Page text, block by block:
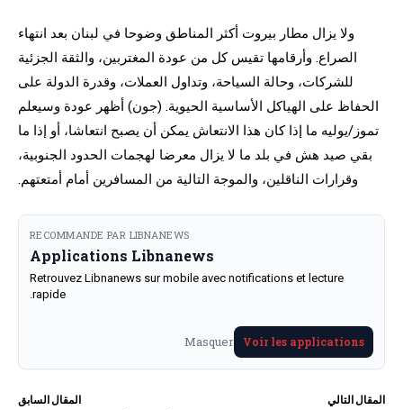
ولا يزال مطار بيروت أكثر المناطق وضوحا في لبنان بعد انتهاء
الصراع. وأرقامها تقيس كل من عودة المغتربين، والثقة الجزئية
للشركات، وحالة السياحة، وتداول العملات، وقدرة الدولة على
الحفاظ على الهياكل الأساسية الحيوية. (جون) أظهر عودة وسيعلم
تموز/يوليه ما إذا كان هذا الانتعاش يمكن أن يصبح انتعاشا، أو إذا ما
بقي صيد هش في بلد ما لا يزال معرضا لهجمات الحدود الجنوبية،
وقرارات الناقلين، والموجة التالية من المسافرين أمام أمتعتهم.
RECOMMANDE PAR LIBNANEWS
Applications Libnanews
Retrouvez Libnanews sur mobile avec notifications et lecture
rapide.
Voir les applications
Masquer
المقال السابق المقال التالي